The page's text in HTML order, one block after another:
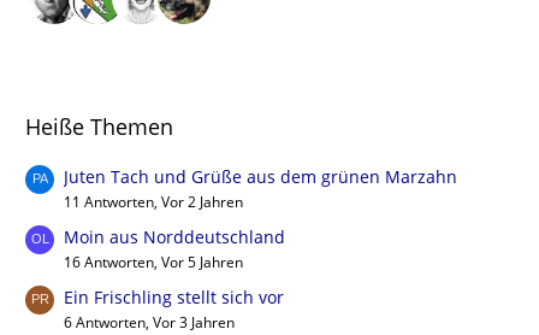
Heiße Themen
Juten Tach und Grüße aus dem grünen Marzahn
11 Antworten, Vor 2 Jahren
Moin aus Norddeutschland
16 Antworten, Vor 5 Jahren
Ein Frischling stellt sich vor
6 Antworten, Vor 3 Jahren